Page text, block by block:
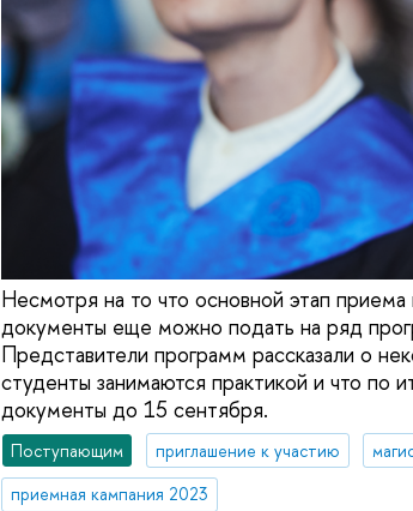
Несмотря на то что основной этап
документы еще можно подать на ряд
Представители программ рассказали о
студенты занимаются практикой и что по
документы до 15 сентября.
Поступающим приглашение к участию
приемная кампания 2023